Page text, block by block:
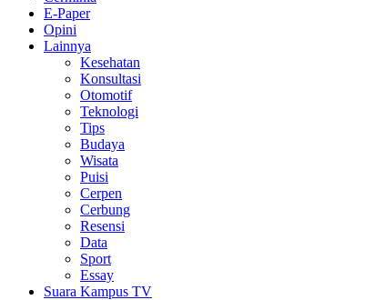
E-Paper
Opini
Lainnya
Kesehatan
Konsultasi
Otomotif
Teknologi
Tips
Budaya
Wisata
Puisi
Cerpen
Cerbung
Resensi
Data
Sport
Essay
Suara Kampus TV